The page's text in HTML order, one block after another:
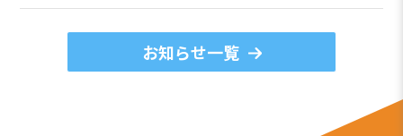
お知らせ一覧